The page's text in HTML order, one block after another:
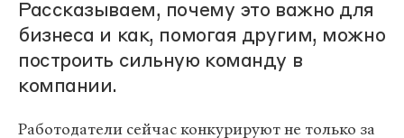
Рассказываем, почему это важно для
бизнеса и как, помогая другим, можно
построить сильную команду в
компании.
Работодатели сейчас конкурируют не только за